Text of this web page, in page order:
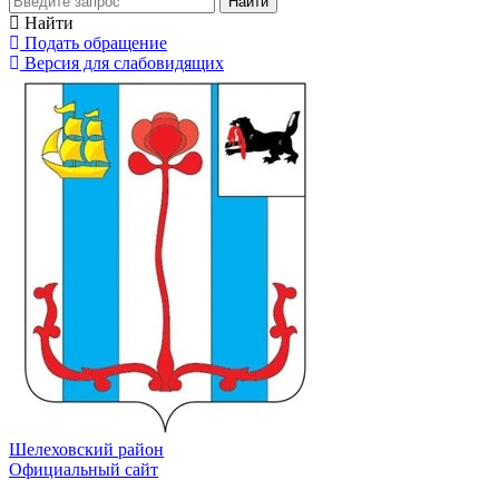
Найти
Подать обращение
Версия для слабовидящих
Шелеховский район
Официальный сайт